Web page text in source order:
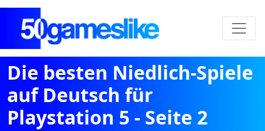
Die besten Niedlich-Spiele
auf Deutsch für
Playstation 5 - Seite 2